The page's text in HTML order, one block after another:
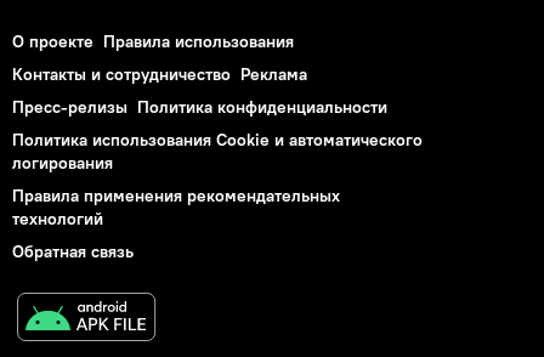
О проекте Правила использования
Контакты и сотрудничество Реклама
Пресс-релизы Политика конфиденциальности
Политика использования Cookie и автоматического
логирования
Правила применения рекомендательных
технологий
Обратная связь